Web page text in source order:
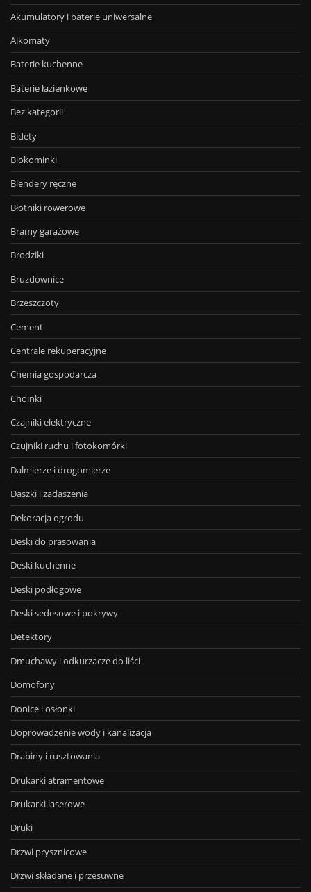
Akumulatory i baterie uniwersalne
Alkomaty
Baterie kuchenne
Baterie łazienkowe
Bez kategorii
Bidety
Biokominki
Blendery ręczne
Błotniki rowerowe
Bramy garażowe
Brodziki
Bruzdownice
Brzeszczoty
Cement
Centrale rekuperacyjne
Chemia gospodarcza
Choinki
Czajniki elektryczne
Czujniki ruchu i fotokomórki
Dalmierze i drogomierze
Daszki i zadaszenia
Dekoracja ogrodu
Deski do prasowania
Deski kuchenne
Deski podłogowe
Deski sedesowe i pokrywy
Detektory
Dmuchawy i odkurzacze do liści
Domofony
Donice i osłonki
Doprowadzenie wody i kanalizacja
Drabiny i rusztowania
Drukarki atramentowe
Drukarki laserowe
Druki
Drzwi prysznicowe
Drzwi składane i przesuwne